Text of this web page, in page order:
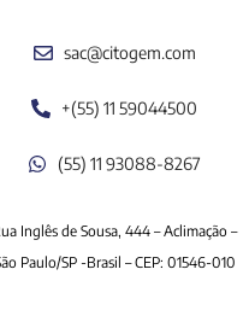
sac@citogem.com
+(55) 11 59044500
(55) 11 93088-8267
Inglês de Sousa, 444 – Aclimação –
Paulo/SP -Brasil – CEP: 01546-010